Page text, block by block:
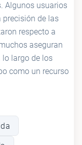
Algunos usuarios
precisión de las
respecto a
aseguran
lo largo de los
como un recurso